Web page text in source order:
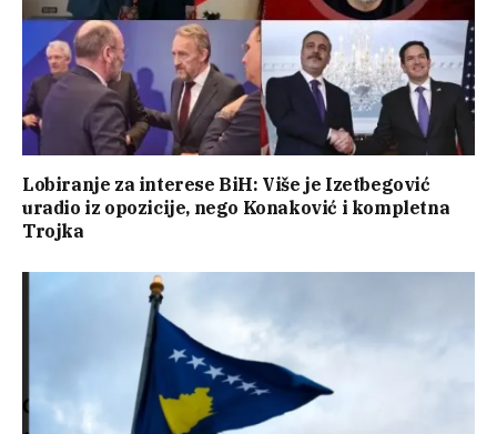
Lobiranje za interese BiH: Više je Izetbegović
uradio iz opozicije, nego Konaković i kompletna
Trojka